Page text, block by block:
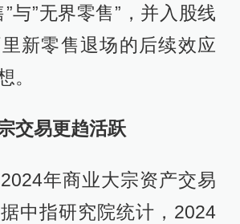
与”无界零售”，并入股线
新零售退场的后续效应
。
交易更趋活跃
2024年商业大宗资产交易
中指研究院统计，2024